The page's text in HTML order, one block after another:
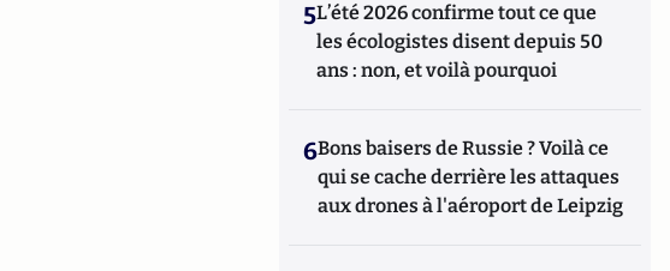
5L’été 2026 confirme tout ce que
les écologistes disent depuis 50
ans : non, et voilà pourquoi
6Bons baisers de Russie ? Voilà ce
qui se cache derrière les attaques
aux drones à l'aéroport de Leipzig